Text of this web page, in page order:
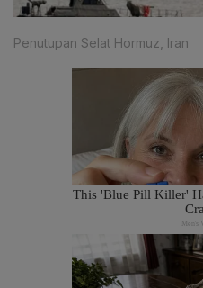
Penutupan Selat Hormuz, Iran